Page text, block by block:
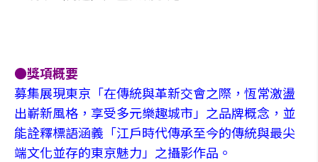
●獎項概要
募集展現東京「在傳統與革新交會之際，恆常激盪
出嶄新風格，享受多元樂趣城市」之品牌概念，並
能詮釋標語涵義「江戶時代傳承至今的傳統與最尖
端文化並存的東京魅力」之攝影作品。